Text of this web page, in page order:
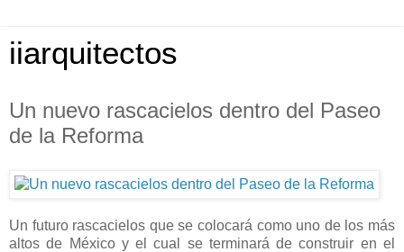
iiarquitectos
Un nuevo rascacielos dentro del Paseo
de la Reforma
Un futuro rascacielos que se colocará como uno de los más
altos de México y el cual se terminará de construir en el